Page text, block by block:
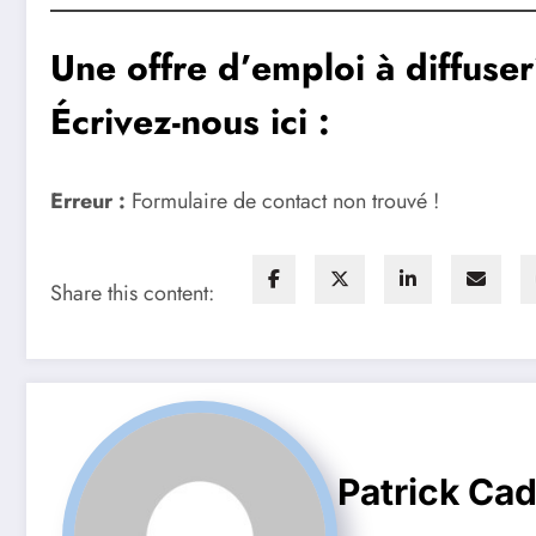
Une offre d’emploi à
Écrivez-nous ici :
Erreur : Formulaire de contact non trouvé !
Share this content:
Patrick